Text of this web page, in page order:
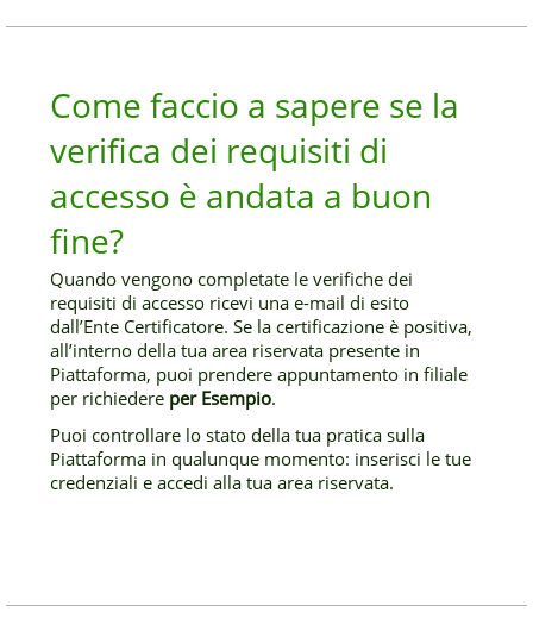
Come faccio a sapere se la
verifica dei requisiti di
accesso è andata a buon
fine?
Quando vengono completate le verifiche dei
requisiti di accesso ricevi una e-mail di esito
dall’Ente Certificatore. Se la certificazione è positiva,
all’interno della tua area riservata presente in
Piattaforma, puoi prendere appuntamento in filiale
per richiedere per Esempio.
Puoi controllare lo stato della tua pratica sulla
Piattaforma in qualunque momento: inserisci le tue
credenziali e accedi alla tua area riservata.